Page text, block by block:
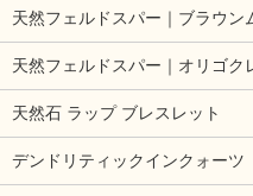
天然フェルドスパー｜ブラウン
天然フェルドスパー｜オリゴク
天然石 ラップ ブレスレット
デンドリティックインクォーツ